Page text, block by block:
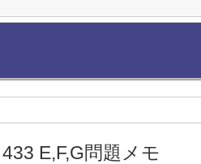
E,F,G問題メモ